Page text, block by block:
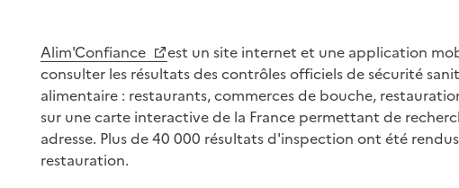
Alim'Confiance
est un site internet et une application
consulter les résultats des contrôles officiels de sécurité
alimentaire : restaurants, commerces de bouche,
sur une carte interactive de la France permettant de
adresse. Plus de 40 000 résultats d'inspection ont été
restauration.